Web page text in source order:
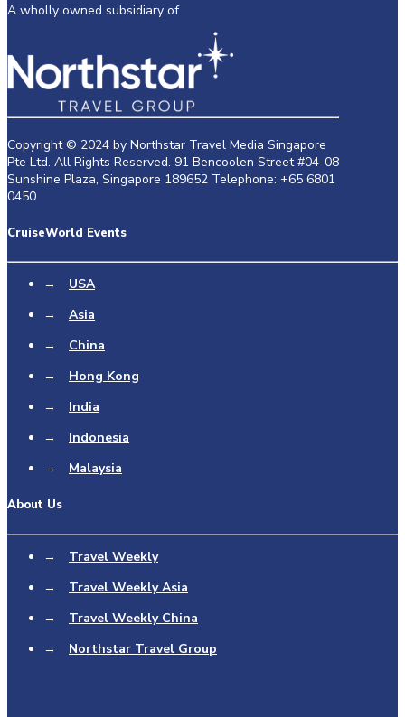
A wholly owned subsidiary of
Copyright © 2024 by Northstar Travel Media Singapore
Pte Ltd. All Rights Reserved. 91 Bencoolen Street #04-08
Sunshine Plaza, Singapore 189652 Telephone: +65 6801
0450
CruiseWorld Events
→
USA
→
Asia
→
China
→
Hong Kong
→
India
→
Indonesia
→
Malaysia
About Us
→
Travel Weekly
→
Travel Weekly Asia
→
Travel Weekly China
→
Northstar Travel Group